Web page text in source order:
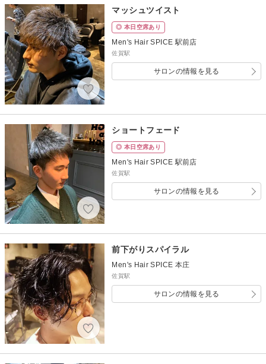
マッシュツイスト
◎ 本日空席あり
Men's Hair SPICE 駅前店
佐賀駅
サロンの情報を見る
ショートフェード
◎ 本日空席あり
Men's Hair SPICE 駅前店
佐賀駅
サロンの情報を見る
前下がりスパイラル
Men's Hair SPICE 本庄
佐賀駅
サロンの情報を見る